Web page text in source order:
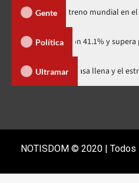
Gente
Minus Zero» tendrá su estreno
Política
con 41.1% y supera por más
Ultramar
celebra 15 años con una gala a
NOTISDOM © 2020 |